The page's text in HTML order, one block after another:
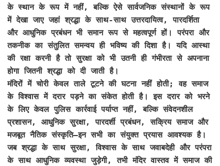
के स्थान के रूप में नहीं, बल्कि ऐसे सार्वजनिक संस्थानों के रूप
में देखा जाए जहां श्रद्धा के साथ-साथ उत्तरदायित्व, पारदर्शिता
और आधुनिक प्रबंधन भी समान रूप से महत्वपूर्ण हों। परंपरा और
तकनीक का संतुलित समन्वय ही भविष्य की दिशा है। यदि आस्था
की रक्षा करनी है तो सुरक्षा को भी उतनी ही गंभीरता से अपनाना
होगा जितनी श्रद्धा को दी जाती है।
मंदिरों में चोरी केवल ताले टूटने की घटना नहीं होती; वह समाज
के विश्वास में दरार पड़ने का संकेत होती है। इस दरार को भरने
के लिए केवल पुलिस कार्रवाई पर्याप्त नहीं, बल्कि संवेदनशील
प्रशासन, आधुनिक सुरक्षा, पारदर्शी प्रबंधन, सक्रिय समाज और
मजबूत नैतिक संस्कृति—इन सभी का संयुक्त प्रयास आवश्यक है।
जब श्रद्धा के साथ सुरक्षा, विश्वास के साथ जवाबदेही और परंपरा
के साथ आधुनिक व्यवस्था जुड़ेगी, तभी मंदिर वास्तव में समाज की